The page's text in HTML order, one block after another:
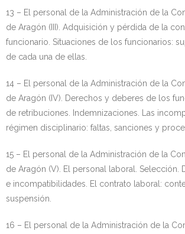
13 – El personal de la Administración de la
de Aragón (III). Adquisición y pérdida de la
funcionario. Situaciones de los funcionarios:
de cada una de ellas.
14 – El personal de la Administración de la
de Aragón (IV). Derechos y deberes de los
de retribuciones. Indemnizaciones. Las
régimen disciplinario: faltas, sanciones y
15 – El personal de la Administración de la
de Aragón (V). El personal laboral. Selección.
e incompatibilidades. El contrato laboral:
suspensión.
16 – El personal de la Administración de la